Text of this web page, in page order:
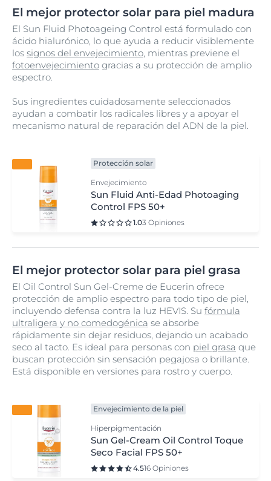
El mejor protector solar para piel madura
El Sun Fluid Photoageing Control está formulado con
ácido hialurónico, lo que ayuda a reducir visiblemente
los signos del envejecimiento, mientras previene el
fotoenvejecimiento gracias a su protección de amplio
espectro.
Sus ingredientes cuidadosamente seleccionados
ayudan a combatir los radicales libres y a apoyar el
mecanismo natural de reparación del ADN de la piel.
Protección solar
Envejecimiento
Sun Fluid Anti-Edad Photoaging
Control FPS 50+
1.03 Opiniones
El mejor protector solar para piel grasa
El Oil Control Sun Gel-Creme de Eucerin ofrece
protección de amplio espectro para todo tipo de piel,
incluyendo defensa contra la luz HEVIS. Su fórmula
ultraligera y no comedogénica se absorbe
rápidamente sin dejar residuos, dejando un acabado
seco al tacto. Es ideal para personas con piel grasa que
buscan protección sin sensación pegajosa o brillante.
Está disponible en versiones para rostro y cuerpo.
Envejecimiento de la piel
Hiperpigmentación
Sun Gel-Cream Oil Control Toque
Seco Facial FPS 50+
4.516 Opiniones